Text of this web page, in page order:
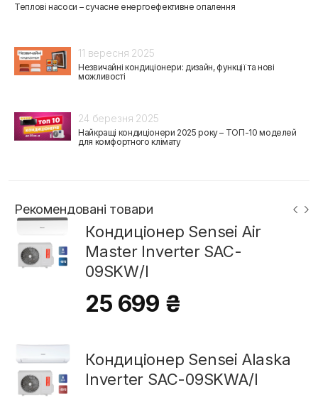
Теплові насоси – сучасне енергоефективне опалення
11 вересня 2025
Незвичайні кондиціонери: дизайн, функції та нові
можливості
24 березня 2025
Найкращі кондиціонери 2025 року – ТОП-10 моделей
для комфортного клімату
Рекомендовані товари
Кондиціонер Sensei Air
Master Inverter SAC-
09SKW/I
25 699 ₴
Кондиціонер Sensei Alaska
Inverter SAC-09SKWA/I